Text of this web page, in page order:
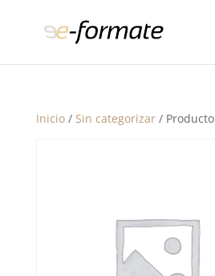
Inicio/ Sin categorizar/ Producto